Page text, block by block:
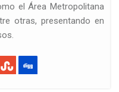
el Área Metropolitana
otras, presentando en